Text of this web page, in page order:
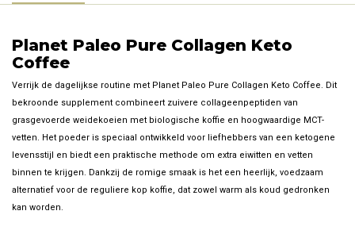
Planet Paleo Pure Collagen Keto
Coffee
Verrijk de dagelijkse routine met Planet Paleo Pure Collagen Keto Coffee. Dit
bekroonde supplement combineert zuivere collageenpeptiden van
grasgevoerde weidekoeien met biologische koffie en hoogwaardige MCT-
vetten. Het poeder is speciaal ontwikkeld voor liefhebbers van een ketogene
levensstijl en biedt een praktische methode om extra eiwitten en vetten
binnen te krijgen. Dankzij de romige smaak is het een heerlijk, voedzaam
alternatief voor de reguliere kop koffie, dat zowel warm als koud gedronken
kan worden.